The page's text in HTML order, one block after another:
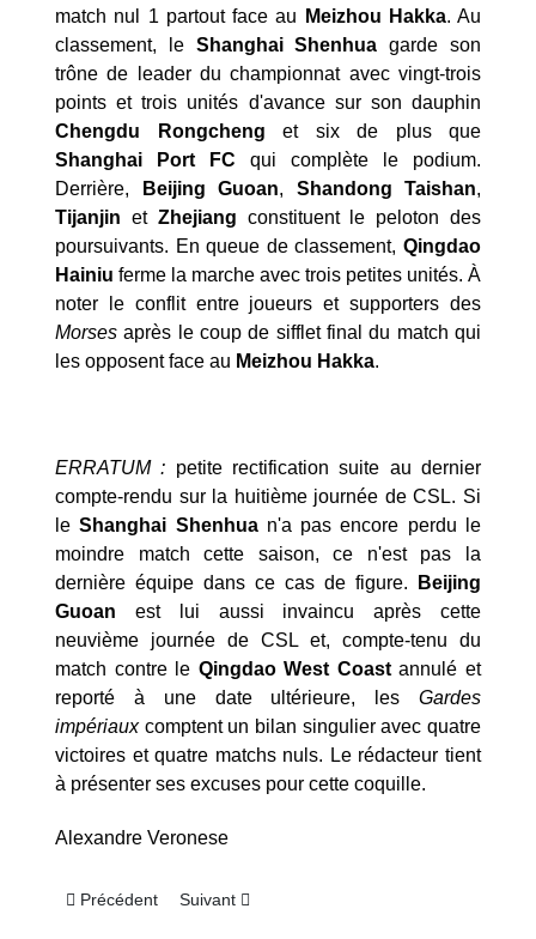
match nul 1 partout face au
Meizhou Hakka. Au
classement, leShanghai Shenhua garde son
trône de leader du championnat avec vingt-trois
points et trois unités d'avance sur son dauphin
Chengdu Rongcheng et six de plus que
Shanghai Port FC qui complète le podium.
Derrière,
Beijing Guoan, Shandong Taishan,
Tijanjin et Zhejiang constituent le peloton des
poursuivants. En queue de classement, Qingdao
Hainiu ferme la marche avec trois petites unités. À
noter le conflit entre joueurs et supporters des
Morses après le coup de sifflet final du match qui
les opposent face au Meizhou Hakka.
ERRATUM : petite rectification suite au dernier
compte-rendu sur la huitième journée de CSL. Si
leShanghai Shenhua n'a pas encore perdu le
moindre match cette saison, ce n'est pas la
dernière équipe dans ce cas de figure.
Beijing
Guoan est lui aussi invaincu après cette
neuvième journée de CSL et, compte-tenu du
match contre le Qingdao West Coastannulé et
reporté à une date ultérieure, les Gardes
impériaux comptent un bilan singulier avec quatre
victoires et quatre matchs nuls. Le rédacteur tient
à présenter ses excuses pour cette coquille.
Alexandre Veronese
Article précédent : Chine – Chinese Super League 2025 :
Précédent Article suivant : Chine – Chinese Super
Suivant